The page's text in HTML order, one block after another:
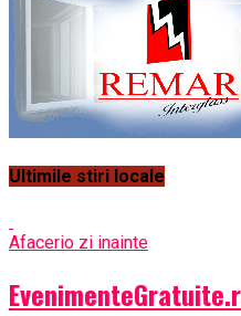
Ultimile stiri locale
Afacerio zi inainte